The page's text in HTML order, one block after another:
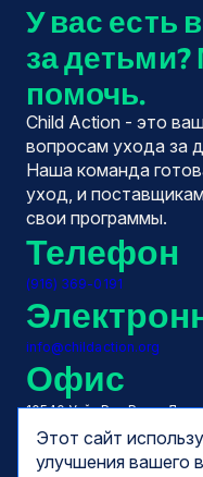
Этот сайт
улучшения вашего
У вас есть
за
помочь.
Child Action - это
вопросам ухода за
Наша команда
уход, и
свои программы.
Телефон
(916) 369-0191
info@childaction.org
Офис
10540 Уайт Рок Роуд,
Ранчо Кордова,
Часы